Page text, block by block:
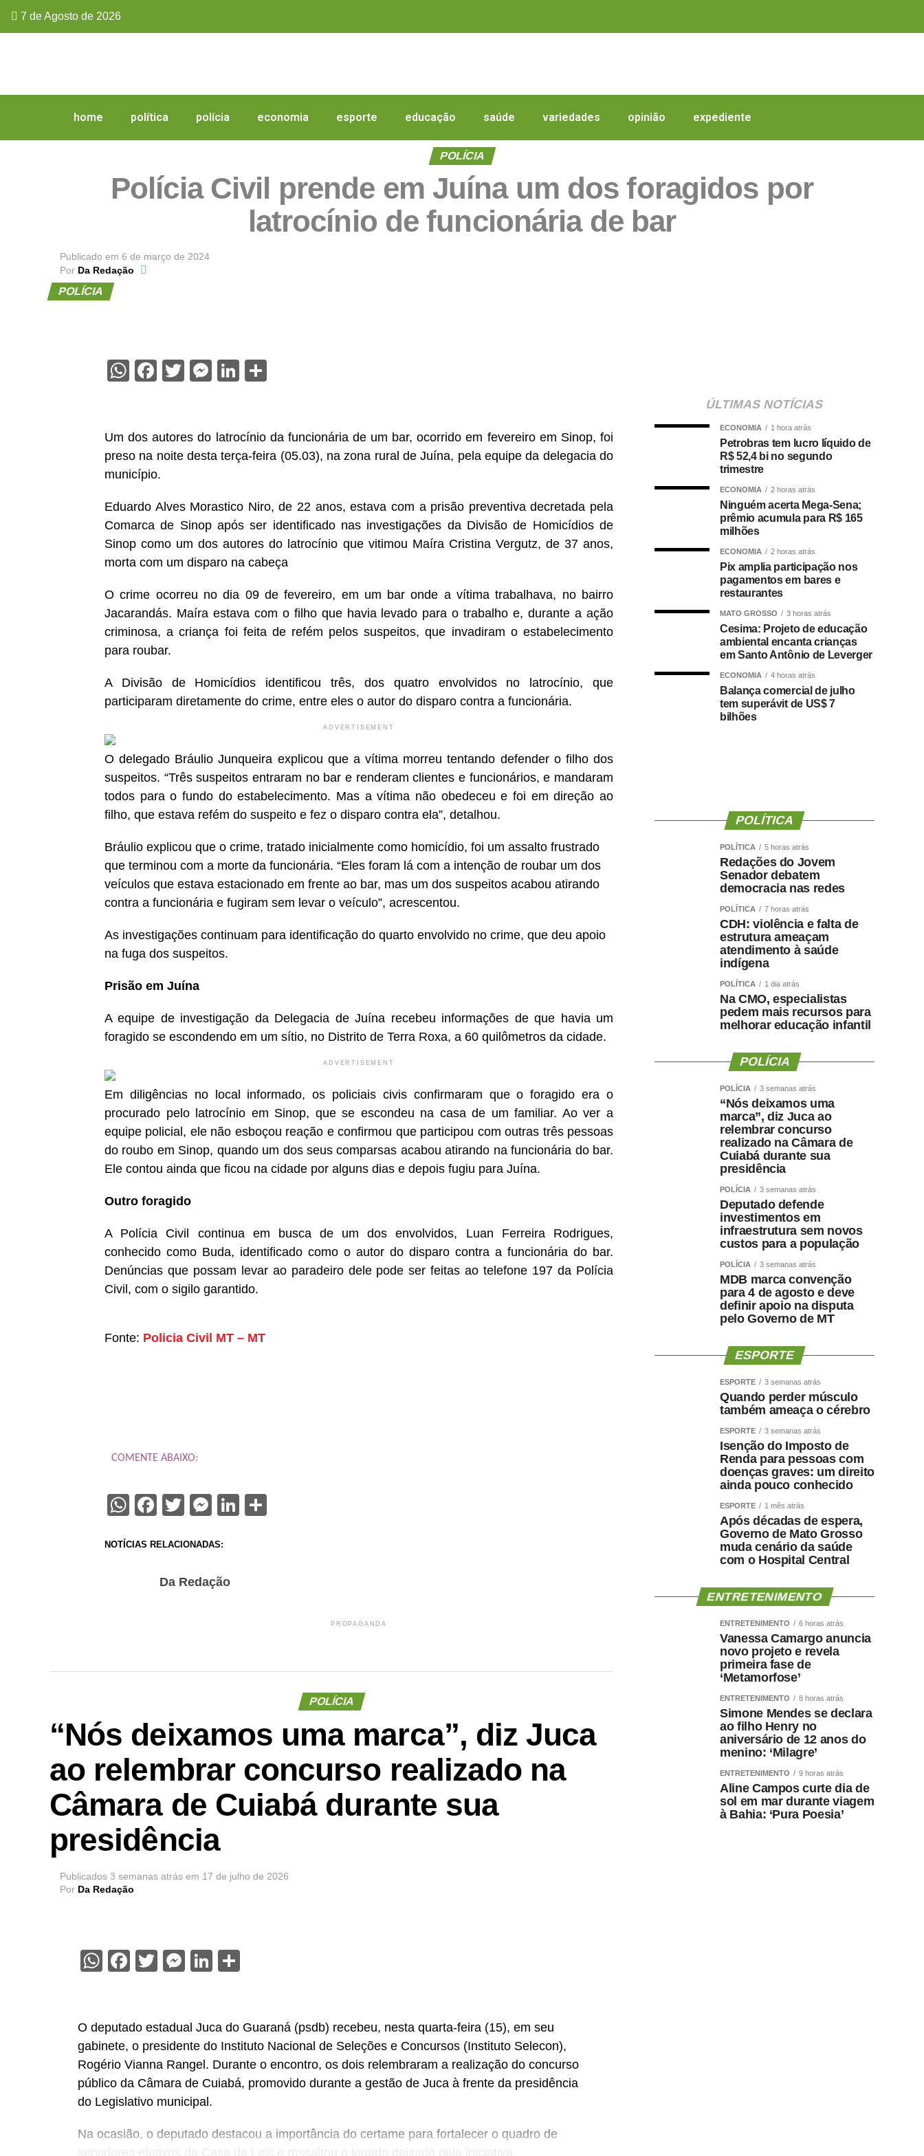
7 de Agosto de 2026
home política polícia economia esporte educação saúde variedades opinião expediente
POLÍCIA
Polícia Civil prende em Juína um dos foragidos por
latrocínio de funcionária de bar
Publicado em 6 de março de 2024
Por Da Redação
POLÍCIA
WhatsApp
Facebook
Twitter
Messenger
LinkedIn
Um dos autores do latrocínio da funcionária de um bar, ocorrido em fevereiro em Sinop, foi
preso na noite desta terça-feira (05.03), na zona rural de Juína, pela equipe da delegacia do
município.
Eduardo Alves Morastico Niro, de 22 anos, estava com a prisão preventiva decretada pela
Comarca de Sinop após ser identificado nas investigações da Divisão de Homicídios de
Sinop como um dos autores do latrocínio que vitimou Maíra Cristina Vergutz, de 37 anos,
morta com um disparo na cabeça
O crime ocorreu no dia 09 de fevereiro, em um bar onde a vítima trabalhava, no bairro
Jacarandás. Maíra estava com o filho que havia levado para o trabalho e, durante a ação
criminosa, a criança foi feita de refém pelos suspeitos, que invadiram o estabelecimento
para roubar.
A Divisão de Homicídios identificou três, dos quatro envolvidos no latrocínio, que
participaram diretamente do crime, entre eles o autor do disparo contra a funcionária.
ADVERTISEMENT
O delegado Bráulio Junqueira explicou que a vítima morreu tentando defender o filho dos
suspeitos. “Três suspeitos entraram no bar e renderam clientes e funcionários, e mandaram
todos para o fundo do estabelecimento. Mas a vítima não obedeceu e foi em direção ao
filho, que estava refém do suspeito e fez o disparo contra ela”, detalhou.
Bráulio explicou que o crime, tratado inicialmente como homicídio, foi um assalto frustrado
que terminou com a morte da funcionária. “Eles foram lá com a intenção de roubar um dos
veículos que estava estacionado em frente ao bar, mas um dos suspeitos acabou atirando
contra a funcionária e fugiram sem levar o veículo”, acrescentou.
As investigações continuam para identificação do quarto envolvido no crime, que deu apoio
na fuga dos suspeitos.
Prisão em Juína
A equipe de investigação da Delegacia de Juína recebeu informações de que havia um
foragido se escondendo em um sítio, no Distrito de Terra Roxa, a 60 quilômetros da cidade.
ADVERTISEMENT
Em diligências no local informado, os policiais civis confirmaram que o foragido era o
procurado pelo latrocínio em Sinop, que se escondeu na casa de um familiar. Ao ver a
equipe policial, ele não esboçou reação e confirmou que participou com outras três pessoas
do roubo em Sinop, quando um dos seus comparsas acabou atirando na funcionária do bar.
Ele contou ainda que ficou na cidade por alguns dias e depois fugiu para Juína.
Outro foragido
A Polícia Civil continua em busca de um dos envolvidos, Luan Ferreira Rodrigues,
conhecido como Buda, identificado como o autor do disparo contra a funcionária do bar.
Denúncias que possam levar ao paradeiro dele pode ser feitas ao telefone 197 da Polícia
Civil, com o sigilo garantido.
Fonte: Policia Civil MT – MT
COMENTE ABAIXO:
WhatsApp
Facebook
Twitter
Messenger
LinkedIn
NOTÍCIAS RELACIONADAS:
Da Redação
PROPAGANDA
POLÍCIA
“Nós deixamos uma marca”, diz Juca
ao relembrar concurso realizado na
Câmara de Cuiabá durante sua
presidência
Publicados 3 semanas atrás em 17 de julho de 2026
Por Da Redação
WhatsApp
Facebook
Twitter
Messenger
LinkedIn
O deputado estadual Juca do Guaraná (psdb) recebeu, nesta quarta-feira (15), em seu
gabinete, o presidente do Instituto Nacional de Seleções e Concursos (Instituto Selecon),
Rogério Vianna Rangel. Durante o encontro, os dois relembraram a realização do concurso
público da Câmara de Cuiabá, promovido durante a gestão de Juca à frente da presidência
do Legislativo municipal.
Na ocasião, o deputado destacou a importância do certame para fortalecer o quadro de
servidores efetivos da Casa de Leis e ressaltou o legado deixado pela iniciativa.
ÚLTIMAS NOTÍCIAS
ECONOMIA 1 hora atrás
Petrobras tem lucro líquido de
R$ 52,4 bi no segundo
trimestre
ECONOMIA 2 horas atrás
Ninguém acerta Mega-Sena;
prêmio acumula para R$ 165
milhões
ECONOMIA 2 horas atrás
Pix amplia participação nos
pagamentos em bares e
restaurantes
MATO GROSSO 3 horas atrás
Cesima: Projeto de educação
ambiental encanta crianças
em Santo Antônio de Leverger
ECONOMIA 4 horas atrás
Balança comercial de julho
tem superávit de US$ 7
bilhões
POLÍTICA
POLÍTICA 5 horas atrás
Redações do Jovem
Senador debatem
democracia nas redes
POLÍTICA 7 horas atrás
CDH: violência e falta de
estrutura ameaçam
atendimento à saúde
indígena
POLÍTICA 1 dia atrás
Na CMO, especialistas
pedem mais recursos para
melhorar educação infantil
POLÍCIA
POLÍCIA 3 semanas atrás
“Nós deixamos uma
marca”, diz Juca ao
relembrar concurso
realizado na Câmara de
Cuiabá durante sua
presidência
POLÍCIA 3 semanas atrás
Deputado defende
investimentos em
infraestrutura sem novos
custos para a população
POLÍCIA 3 semanas atrás
MDB marca convenção
para 4 de agosto e deve
definir apoio na disputa
pelo Governo de MT
ESPORTE
ESPORTE 3 semanas atrás
Quando perder músculo
também ameaça o cérebro
ESPORTE 3 semanas atrás
Isenção do Imposto de
Renda para pessoas com
doenças graves: um direito
ainda pouco conhecido
ESPORTE 1 mês atrás
Após décadas de espera,
Governo de Mato Grosso
muda cenário da saúde
com o Hospital Central
ENTRETENIMENTO
ENTRETENIMENTO 6 horas atrás
Vanessa Camargo anuncia
novo projeto e revela
primeira fase de
‘Metamorfose’
ENTRETENIMENTO 8 horas atrás
Simone Mendes se declara
ao filho Henry no
aniversário de 12 anos do
menino: ‘Milagre’
ENTRETENIMENTO 9 horas atrás
Aline Campos curte dia de
sol em mar durante viagem
à Bahia: ‘Pura Poesia’